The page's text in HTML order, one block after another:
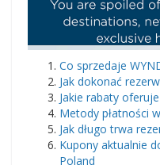
Co sprzedaje
Jak dokonać
Jakie rabaty
Metody płatności
Jak długo trwa
Kupony aktualnie
Poland